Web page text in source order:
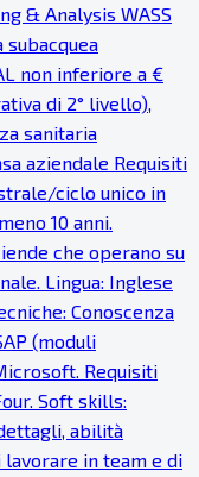
& Analysis WASS
non inferiore a €
di 2° livello),
sanitaria
aziendale Requisiti
ciclo unico in
10 anni.
che operano su
Lingua: Inglese
Conoscenza
(moduli
Requisiti
Soft skills:
abilità
in team e di